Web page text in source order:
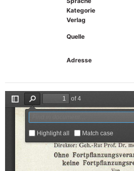
Kategorie
Verlag
Quelle
Adresse